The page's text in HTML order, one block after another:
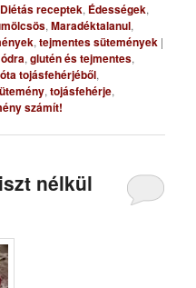
Diétás receptek, Édességek,
,Maradéktalanul,
,tejmentes sütemények |
,glutén és tejmentes,
tojásfehérjéből,
,tojásfehérje,
számít!
nélkül